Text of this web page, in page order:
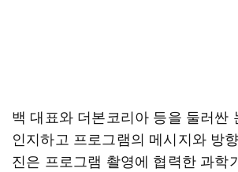
백 대표와 더본코리아 등을 둘러싼
인지하고 프로그램의 메시지와 방
진은 프로그램 촬영에 협력한 과학